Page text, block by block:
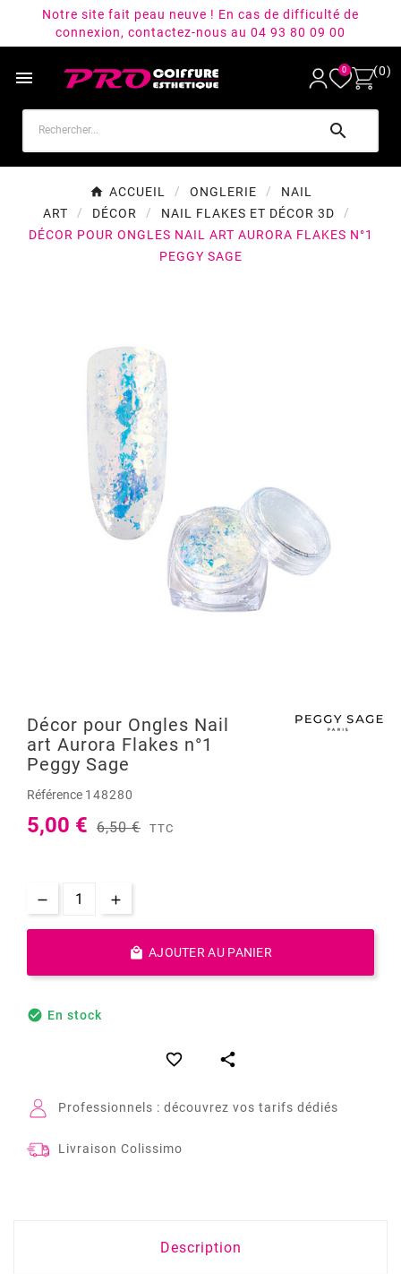
Notre site fait peau neuve ! En cas de difficulté de
connexion, contactez-nous au 04 93 80 09 00
 0 (0)

ACCUEIL ONGLERIE
NAIL
ART
DÉCOR
NAIL FLAKES ET DÉCOR 3D
DÉCOR POUR ONGLES NAIL ART AURORA FLAKES N°1
PEGGY SAGE
Décor pour Ongles Nail
art Aurora Flakes n°1
Peggy Sage
Référence 148280
5,00 € 6,50 € TTC
 AJOUTER AU PANIER
 En stock
 
Professionnels : découvrez vos tarifs dédiés
Livraison Colissimo
Description